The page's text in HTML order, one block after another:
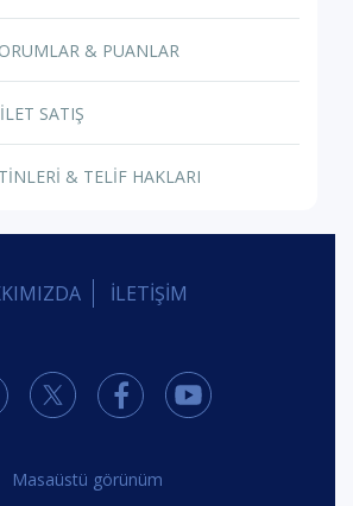
& PUANLAR
SATIŞ
& TELİF HAKLARI
İLETİŞİM
Masaüstü görünüm